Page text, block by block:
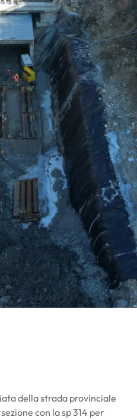
della strada provinciale
con la sp 314 per